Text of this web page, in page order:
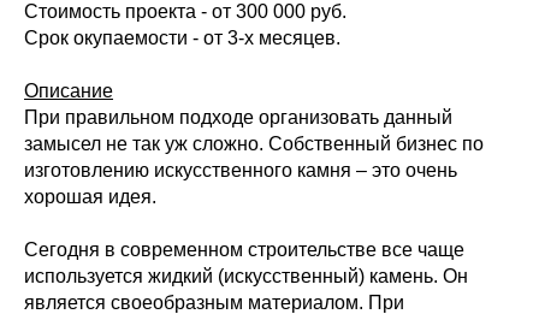
Стоимость проекта - от 300 000 руб.
Срок окупаемости - от 3-х месяцев.
Описание
При правильном подходе организовать данный
замысел не так уж сложно. Собственный бизнес по
изготовлению искусственного камня – это очень
хорошая идея.
Сегодня в современном строительстве все чаще
используется жидкий (искусственный) камень. Он
является своеобразным материалом. При